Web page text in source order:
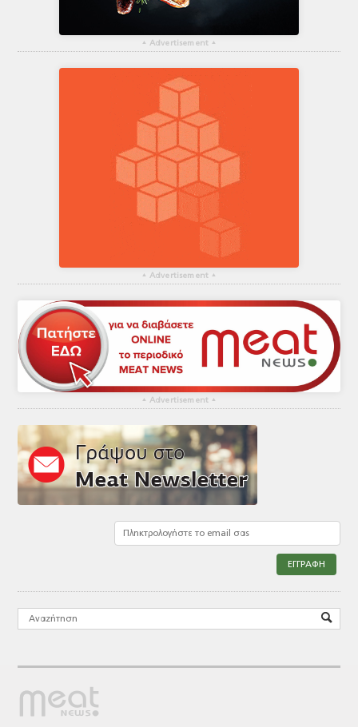
▴ Advertisement ▴
▴ Advertisement ▴
▴ Advertisement ▴